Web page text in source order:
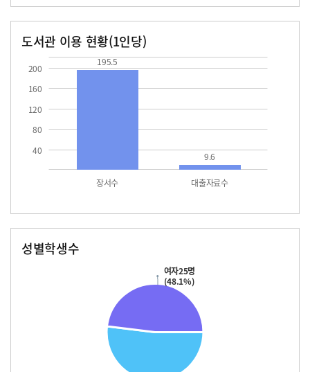
도서관 이용 현황(1인당)
40
80
120
160
200
장서수 대출자료수
195.5
9.6
성별학생수
여자25명
(48.1%)